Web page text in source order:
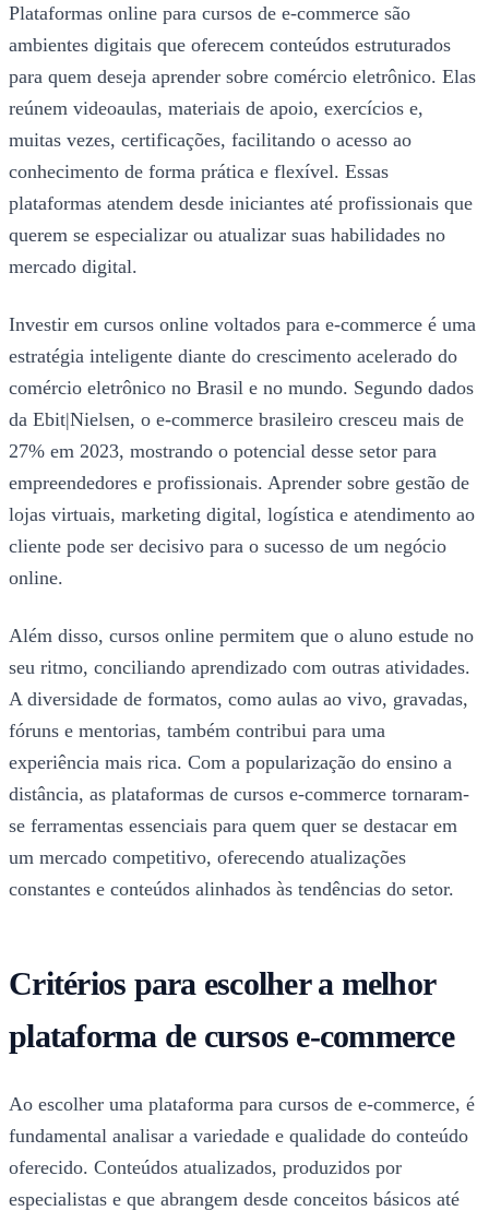
Plataformas online para cursos de e-commerce são
ambientes digitais que oferecem conteúdos estruturados
para quem deseja aprender sobre comércio eletrônico. Elas
reúnem videoaulas, materiais de apoio, exercícios e,
muitas vezes, certificações, facilitando o acesso ao
conhecimento de forma prática e flexível. Essas
plataformas atendem desde iniciantes até profissionais que
querem se especializar ou atualizar suas habilidades no
mercado digital.
Investir em cursos online voltados para e-commerce é uma
estratégia inteligente diante do crescimento acelerado do
comércio eletrônico no Brasil e no mundo. Segundo dados
da Ebit|Nielsen, o e-commerce brasileiro cresceu mais de
27% em 2023, mostrando o potencial desse setor para
empreendedores e profissionais. Aprender sobre gestão de
lojas virtuais, marketing digital, logística e atendimento ao
cliente pode ser decisivo para o sucesso de um negócio
online.
Além disso, cursos online permitem que o aluno estude no
seu ritmo, conciliando aprendizado com outras atividades.
A diversidade de formatos, como aulas ao vivo, gravadas,
fóruns e mentorias, também contribui para uma
experiência mais rica. Com a popularização do ensino a
distância, as plataformas de cursos e-commerce tornaram-
se ferramentas essenciais para quem quer se destacar em
um mercado competitivo, oferecendo atualizações
constantes e conteúdos alinhados às tendências do setor.
Critérios para escolher a melhor
plataforma de cursos e-commerce
Ao escolher uma plataforma para cursos de e-commerce, é
fundamental analisar a variedade e qualidade do conteúdo
oferecido. Conteúdos atualizados, produzidos por
especialistas e que abrangem desde conceitos básicos até